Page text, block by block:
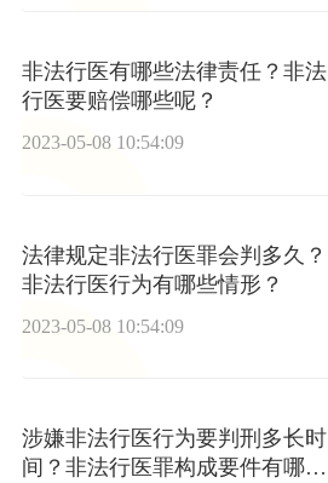
非法行医有哪些法律责任？非法
行医要赔偿哪些呢？
2023-05-08 10:54:09
法律规定非法行医罪会判多久？
非法行医行为有哪些情形？
2023-05-08 10:54:09
涉嫌非法行医行为要判刑多长时
间？非法行医罪构成要件有哪